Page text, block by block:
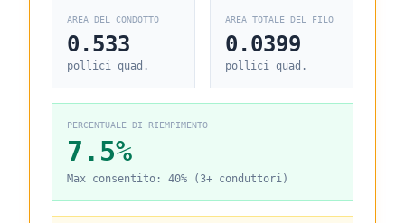
AREA DEL CONDOTTO
0.533
pollici quad.
AREA TOTALE DEL FILO
0.0399
pollici quad.
PERCENTUALE DI RIEMPIMENTO
7.5%
Max consentito: 40% (3+ conduttori)